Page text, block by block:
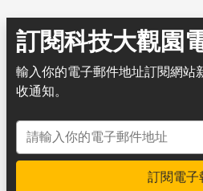
訂閱科技大觀園
輸入你的電子郵件地址訂閱網站
收通知。
電子郵件地址
訂閱電子